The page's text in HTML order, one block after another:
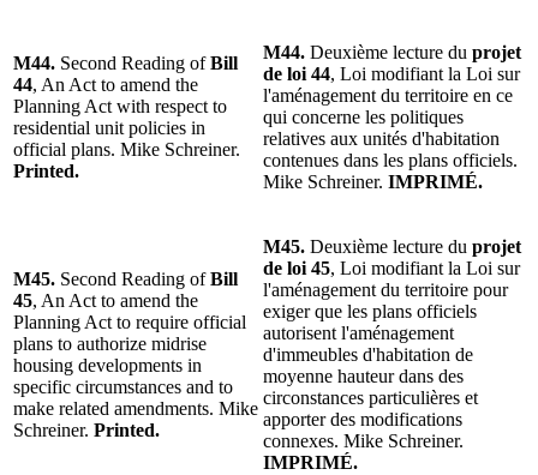
M44. Second Reading ofBill
44, An Act to amend the
Planning Act with respect to
residential unit policies in
official plans. Mike Schreiner.
Printed.
M44. Deuxième lecture du projet
de loi 44, Loi modifiant la Loi sur
l'aménagement du territoire en ce
qui concerne les politiques
relatives aux unités d'habitation
contenues dans les plans officiels.
Mike Schreiner. IMPRIMÉ.
M45. Second Reading ofBill
45, An Act to amend the
Planning Act to require official
plans to authorize midrise
housing developments in
specific circumstances and to
make related amendments. Mike
Schreiner. Printed.
M45. Deuxième lecture du projet
de loi 45, Loi modifiant la Loi sur
l'aménagement du territoire pour
exiger que les plans officiels
autorisent l'aménagement
d'immeubles d'habitation de
moyenne hauteur dans des
circonstances particulières et
apporter des modifications
connexes. Mike Schreiner.
IMPRIMÉ.